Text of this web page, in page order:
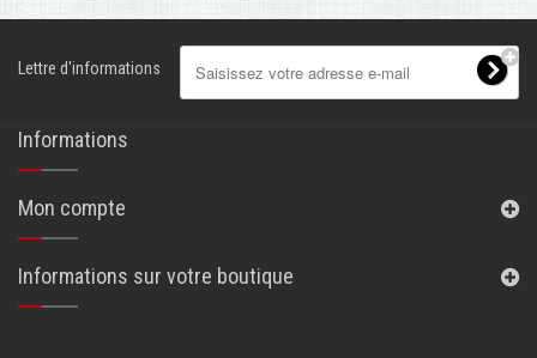
Lettre d'informations
Informations
Mon compte
Informations sur votre boutique